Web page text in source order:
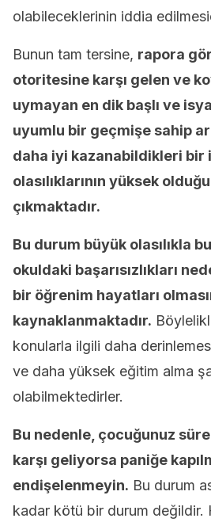
olabileceklerinin iddia
Bunun tam tersine, rapora
otoritesine karşı gelen ve
uymayan en dik başlı ve
uyumlu bir geçmişe sahip
daha iyi kazanabildikleri bir
olasılıklarının yüksek
çıkmaktadır.
Bu durum büyük olasılıkla
okuldaki başarısızlıkları
bir öğrenim hayatları
kaynaklanmaktadır.
konularla ilgili daha
ve daha yüksek eğitim alma
olabilmektedirler.
Bu nedenle, çocuğunuz
karşı geliyorsa paniğe
endişelenmeyin. Bu durum
kadar kötü bir durum değildir.